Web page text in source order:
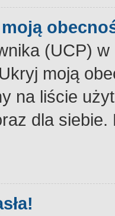
(UCP) w
moją
na liście
dla